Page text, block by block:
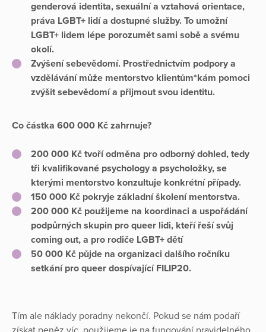
genderová identita, sexuální a vztahová orientace,
práva LGBT+ lidí a dostupné služby. To umožní
LGBT+ lidem lépe porozumět sami sobě a svému
okolí.
Zvýšení sebevědomí. Prostřednictvím podpory a
vzdělávání může mentorstvo klientům*kám pomoci
zvýšit sebevědomí a přijmout svou identitu.
Co částka 600 000 Kč zahrnuje?
200 000 Kč tvoří odměna pro odborný dohled, tedy
tři kvalifikované psychology a psycholožky, se
kterými mentorstvo konzultuje konkrétní případy.
150 000 Kč pokryje základní školení mentorstva.
200 000 Kč použijeme na koordinaci a uspořádání
podpůrných skupin pro queer lidi, kteří řeší svůj
coming out, a pro rodiče LGBT+ dětí
50 000 Kč půjde na organizaci dalšího ročníku
setkání pro queer dospívající FILIP20.
Tím ale náklady poradny nekončí. Pokud se nám podaří